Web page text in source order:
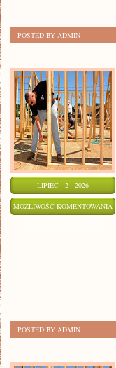
POSTED BY ADMIN
LIPIEC - 2 - 2026
MOŻLIWOŚĆ KOMENTOWANIA
POSTED BY ADMIN